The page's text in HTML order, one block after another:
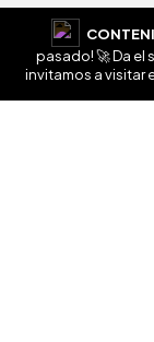
pasado! 🚀 Da el
invitamos a visitar